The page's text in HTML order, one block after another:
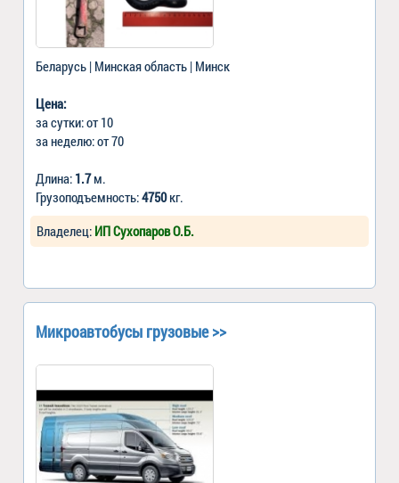
Беларусь | Минская область | Минск
Цена:
за сутки: от 10
за неделю: от 70
Длина: 1.7м.
Грузоподъемность:4750кг.
Владелец: ИП Сухопаров О.Б.
Микроавтобусы грузовые >>